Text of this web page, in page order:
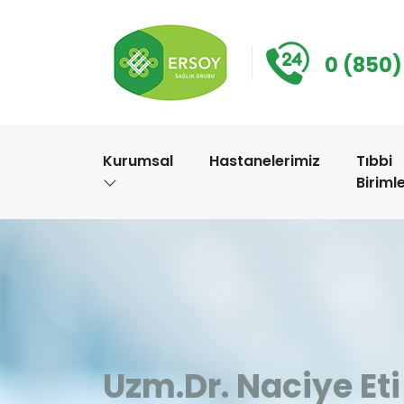
0 (850)
Kurumsal Hastanelerimiz
Tıbbi
Uzm.Dr. Naciye Eti